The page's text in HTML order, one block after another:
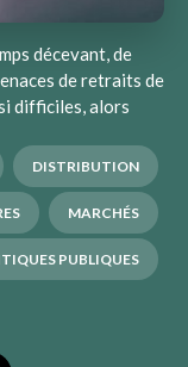
décevant, de
de retraits de
difficiles, alors
DISTRIBUTION
MARCHÉS
PUBLIQUES